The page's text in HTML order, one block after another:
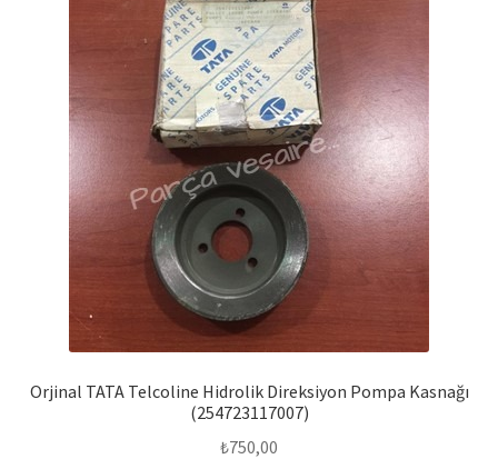
Orjinal TATA Telcoline Hidrolik Direksiyon Pompa Kasnağı
(254723117007)
₺750,00